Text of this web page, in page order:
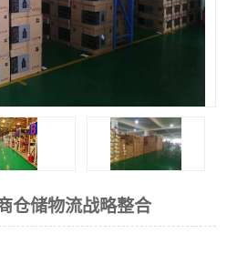
仓储物流战略整合